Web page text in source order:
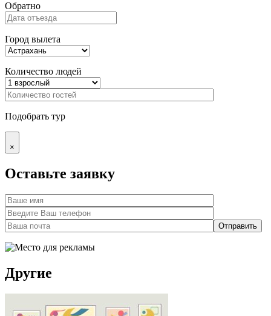
Обратно
Город вылета
Количество людей
Подобрать тур
×
Оставьте заявку
Другие